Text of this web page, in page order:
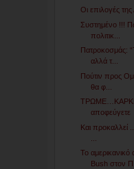
Οι επιλογές
Συστημένο !!!
πολιτικ...
Πατροκοσμάς:
αλλά τ...
Πούτιν προς
θα φ...
αποφεύγετε
Και προκαλλεί
Το
Bush στον